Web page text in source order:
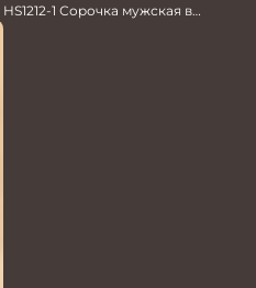
HS1212-1 Сорочка мужская в